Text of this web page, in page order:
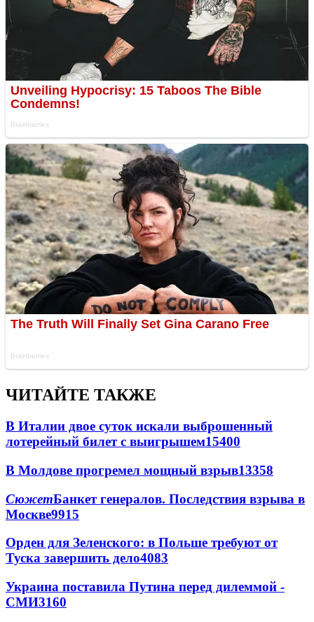
ЧИТАЙТЕ ТАКЖЕ
В Италии двое суток искали выброшенный
лотерейный билет с выигрышем15400
В Молдове прогремел мощный взрыв13358
СюжетБанкет генералов. Последствия взрыва в
Москве9915
Орден для Зеленского: в Польше требуют от
Туска завершить дело4083
Украина поставила Путина перед дилеммой -
СМИ3160